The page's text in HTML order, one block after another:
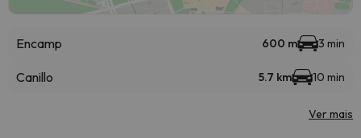
Encamp 600 m 3 min
Canillo 5.7 km 10 min
Ver mais